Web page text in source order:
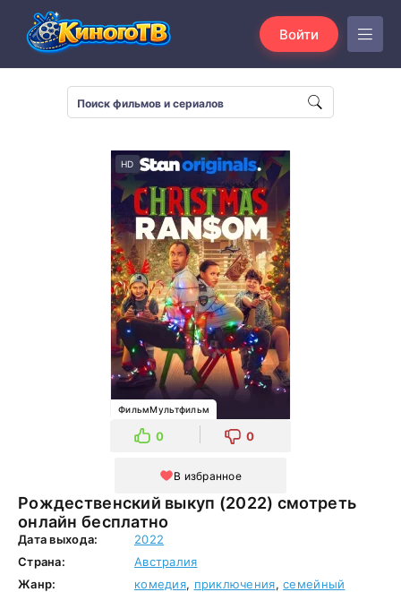
Войти
Рождественский выкуп (2022) смотреть
онлайн бесплатно
HD
ФильмМультфильм
0 0
В избранное
Дата выхода:
2022
Страна:
Австралия
Жанр:
комедия, приключения,семейный